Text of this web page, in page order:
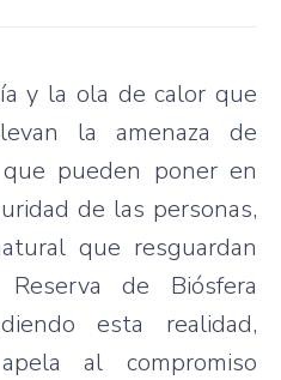
y la ola de calor que
la amenaza de
pueden poner en
de las personas,
que resguardan
de Biósfera
esta realidad,
al compromiso